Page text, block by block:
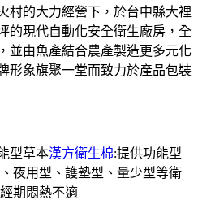
村的大力經營下，於台中縣大裡
的現代自動化安全衛生廠房，全
並由魚產結合農產製造更多元化
形象旗聚一堂而致力於產品包裝
型草本漢方衛生棉:提供功能型
夜用型、護墊型、量少型等衛
期悶熱不適